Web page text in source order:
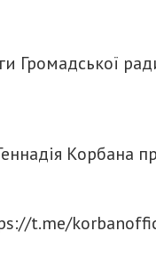
Громадської
Корбана
t.me/